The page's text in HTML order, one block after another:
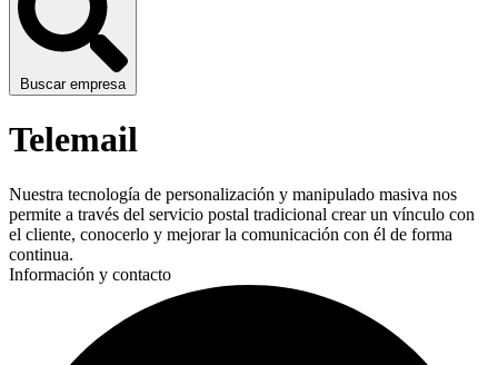
Buscar empresa
Telemail
Nuestra tecnología de personalización y manipulado masiva nos
permite a través del servicio postal tradicional crear un vínculo con
el cliente, conocerlo y mejorar la comunicación con él de forma
continua.
Información y contacto